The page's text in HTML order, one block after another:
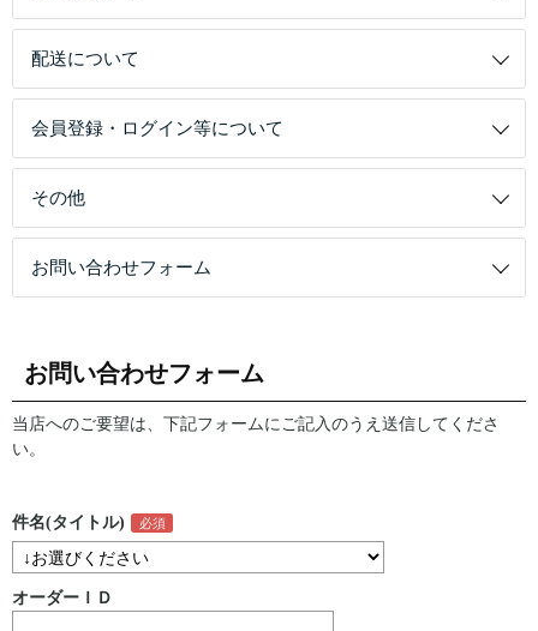
配送について
会員登録・ログイン等について
その他
お問い合わせフォーム
お問い合わせフォーム
当店へのご要望は、下記フォームにご記入のうえ送信してくださ
い。
件名(タイトル)
オーダーＩＤ